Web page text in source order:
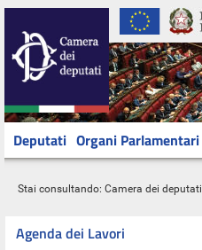
Deputati Organi Parlamentari
Stai consultando: Camera dei deputati
Agenda dei Lavori